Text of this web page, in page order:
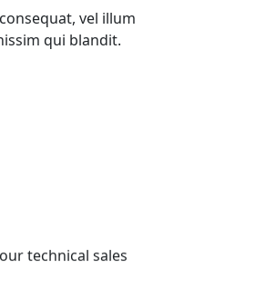
vel illum
qui blandit.
technical sales